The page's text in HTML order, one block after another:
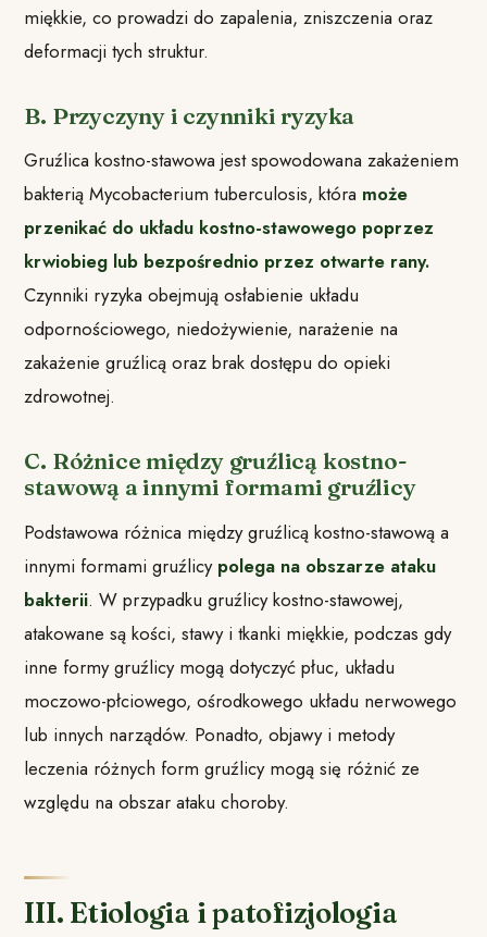
miękkie, co prowadzi do zapalenia, zniszczenia oraz
deformacji tych struktur.
B. Przyczyny i czynniki ryzyka
Gruźlica kostno-stawowa jest spowodowana zakażeniem
bakterią Mycobacterium tuberculosis, która może
przenikać do układu kostno-stawowego poprzez
krwiobieg lub bezpośrednio przez otwarte rany.
Czynniki ryzyka obejmują osłabienie układu
odpornościowego, niedożywienie, narażenie na
zakażenie gruźlicą oraz brak dostępu do opieki
zdrowotnej.
C. Różnice między gruźlicą kostno-
stawową a innymi formami gruźlicy
Podstawowa różnica między gruźlicą kostno-stawową a
innymi formami gruźlicy polega na obszarze ataku
bakterii. W przypadku gruźlicy kostno-stawowej,
atakowane są kości, stawy i tkanki miękkie, podczas gdy
inne formy gruźlicy mogą dotyczyć płuc, układu
moczowo-płciowego, ośrodkowego układu nerwowego
lub innych narządów. Ponadto, objawy i metody
leczenia różnych form gruźlicy mogą się różnić ze
względu na obszar ataku choroby.
III. Etiologia i patofizjologia